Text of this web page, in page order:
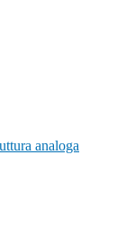
analoga